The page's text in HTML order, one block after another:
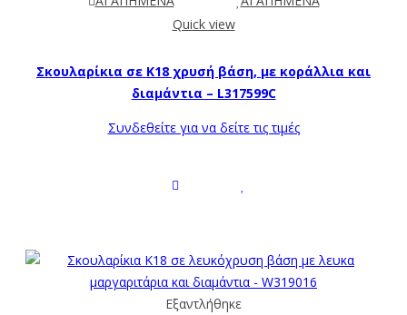
Quick view
Σκουλαρίκια σε Κ18 χρυσή βάση, με κοράλλια και
διαμάντια – L317599C
Συνδεθείτε για να δείτε τις τιμές
Εξαντλήθηκε